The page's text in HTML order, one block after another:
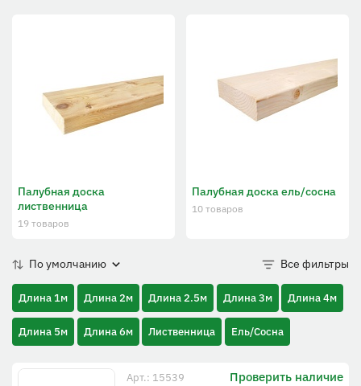
Палубная доска
лиственница
19 товаров
Палубная доска ель/сосна
10 товаров
По умолчанию Все фильтры
Длина 1м Длина 2м Длина 2.5м Длина 3м Длина 4м
Длина 5м Длина 6м Лиственница Ель/Сосна
Арт.: 15539 Проверить наличие